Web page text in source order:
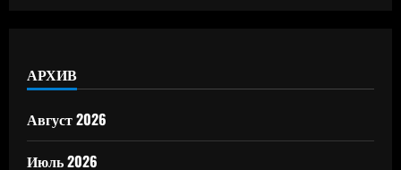
АРХИВ
Август 2026
Июль 2026